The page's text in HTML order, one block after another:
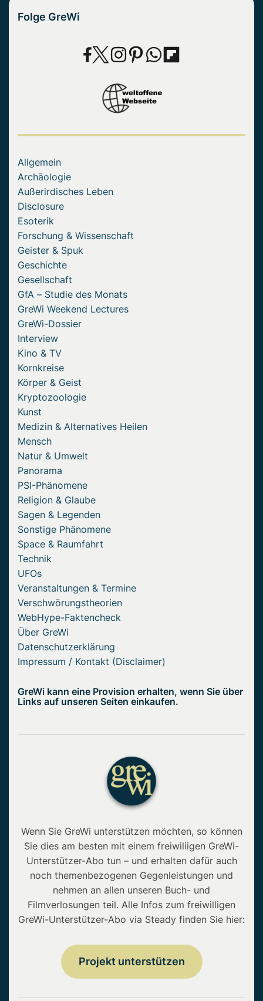
Folge GreWi
Allgemein
Archäologie
Außerirdisches Leben
Disclosure
Esoterik
Forschung & Wissenschaft
Geister & Spuk
Geschichte
Gesellschaft
GfA – Studie des Monats
GreWi Weekend Lectures
GreWi-Dossier
Interview
Kino & TV
Kornkreise
Körper & Geist
Kryptozoologie
Kunst
Medizin & Alternatives Heilen
Mensch
Natur & Umwelt
Panorama
PSI-Phänomene
Religion & Glaube
Sagen & Legenden
Sonstige Phänomene
Space & Raumfahrt
Technik
UFOs
Veranstaltungen & Termine
Verschwörungstheorien
WebHype-Faktencheck
Über GreWi
Datenschutzerklärung
Impressum / Kontakt (Disclaimer)
GreWi kann eine Provision erhalten, wenn Sie über
Links auf unseren Seiten einkaufen.
Wenn Sie GreWi unterstützen möchten, so können
Sie dies am besten mit einem freiwiliigen GreWi-
Unterstützer-Abo tun – und erhalten dafür auch
noch themenbezogenen Gegenleistungen und
nehmen an allen unseren Buch- und
Filmverlosungen teil. Alle Infos zum freiwilligen
GreWi-Unterstützer-Abo via Steady finden Sie hier:
Projekt unterstützen